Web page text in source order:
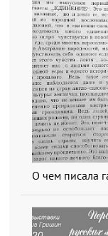
О чем писала